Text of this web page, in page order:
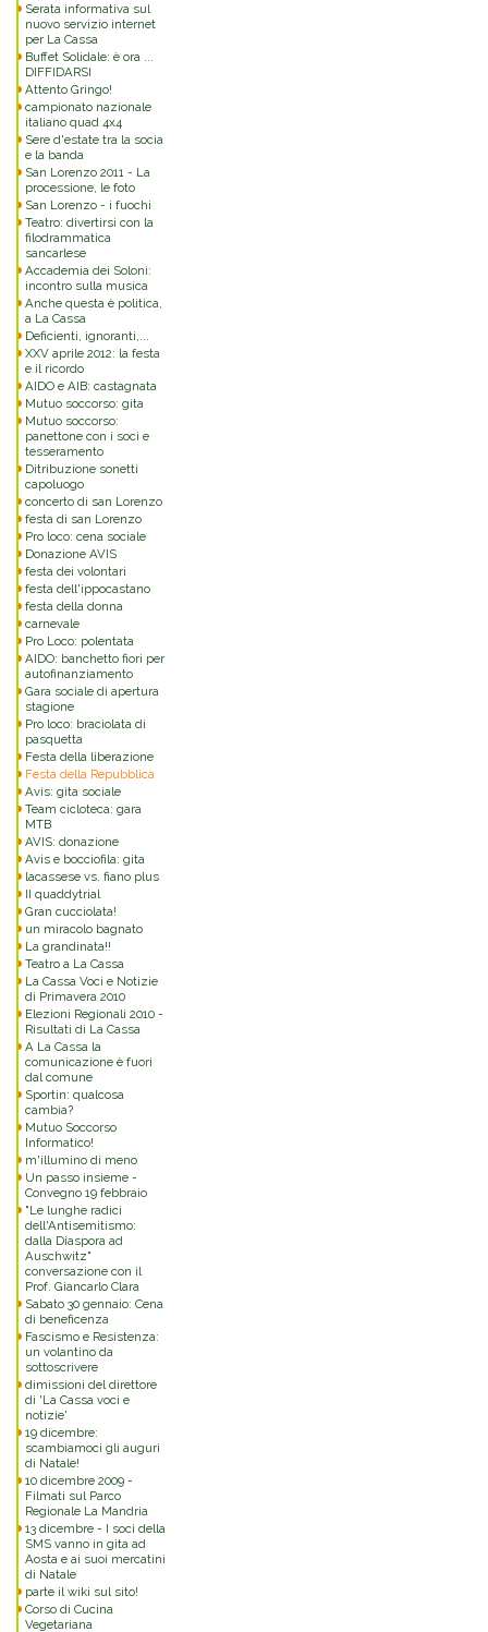
Serata informativa sul
nuovo servizio internet
per La Cassa
Buffet Solidale: è ora ...
DIFFIDARSI
Attento Gringo!
campionato nazionale
italiano quad 4x4
Sere d'estate tra la socia
e la banda
San Lorenzo 2011 - La
processione, le foto
San Lorenzo - i fuochi
Teatro: divertirsi con la
filodrammatica
sancarlese
Accademia dei Soloni:
incontro sulla musica
Anche questa è politica,
a La Cassa
Deficienti, ignoranti,...
XXV aprile 2012: la festa
e il ricordo
AIDO e AIB: castagnata
Mutuo soccorso: gita
Mutuo soccorso:
panettone con i soci e
tesseramento
Ditribuzione sonetti
capoluogo
concerto di san Lorenzo
festa di san Lorenzo
Pro loco: cena sociale
Donazione AVIS
festa dei volontari
festa dell'ippocastano
festa della donna
carnevale
Pro Loco: polentata
AIDO: banchetto fiori per
autofinanziamento
Gara sociale di apertura
stagione
Pro loco: braciolata di
pasquetta
Festa della liberazione
Festa della Repubblica
Avis: gita sociale
Team cicloteca: gara
MTB
AVIS: donazione
Avis e bocciofila: gita
lacassese vs. fiano plus
II quaddytrial
Gran cucciolata!
un miracolo bagnato
La grandinata!!
Teatro a La Cassa
La Cassa Voci e Notizie
di Primavera 2010
Elezioni Regionali 2010 -
Risultati di La Cassa
A La Cassa la
comunicazione è fuori
dal comune
Sportin: qualcosa
cambia?
Mutuo Soccorso
Informatico!
m'illumino di meno
Un passo insieme -
Convegno 19 febbraio
"Le lunghe radici
dell'Antisemitismo:
dalla Diaspora ad
Auschwitz"
conversazione con il
Prof. Giancarlo Clara
Sabato 30 gennaio: Cena
di beneficenza
Fascismo e Resistenza:
un volantino da
sottoscrivere
dimissioni del direttore
di 'La Cassa voci e
notizie'
19 dicembre:
scambiamoci gli auguri
di Natale!
10 dicembre 2009 -
Filmati sul Parco
Regionale La Mandria
13 dicembre - I soci della
SMS vanno in gita ad
Aosta e ai suoi mercatini
di Natale
parte il wiki sul sito!
Corso di Cucina
Vegetariana